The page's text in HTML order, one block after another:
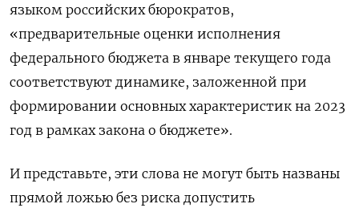
языком российских бюрократов,
«предварительные оценки исполнения
федерального бюджета в январе текущего года
соответствуют динамике, заложенной при
формировании основных характеристик на 2023
год в рамках закона о бюджете».
И представьте, эти слова не могут быть названы
прямой ложью без риска допустить